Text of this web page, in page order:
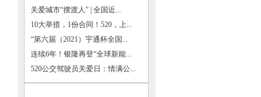
关爱城市“摆渡人” | 全国近...
10大举措，1份合同！520，上...
“第六届（2021）宇通杯全国...
连续6年！银隆再登“全球新能...
520公交驾驶员关爱日：情满公...